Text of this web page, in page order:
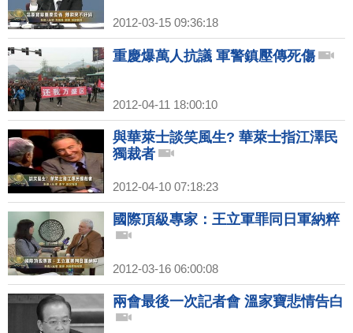
2012-03-15 09:36:18
重慶爆萬人抗議 軍警鎮壓傳死傷
2012-04-11 18:00:10
與華萊士談笑風生? 華萊士指江澤民
獨裁者
2012-04-10 07:18:23
國際頂級專家：王立軍罪同日軍納粹
2012-03-16 06:00:08
兩會最後一次記者會 溫家寶悲情告白